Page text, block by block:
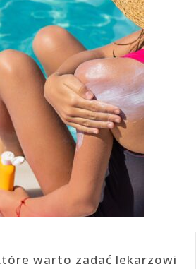
warto zadać lekarzowi